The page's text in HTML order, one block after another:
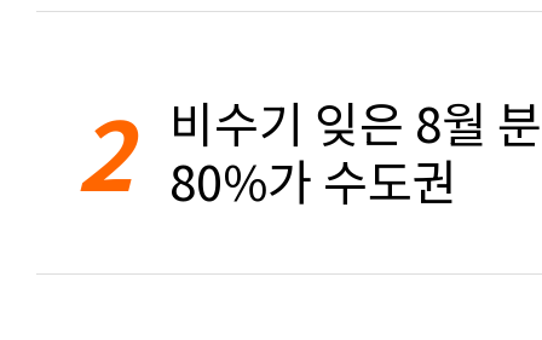
2 비수기 잊은 8월
80%가 수도권